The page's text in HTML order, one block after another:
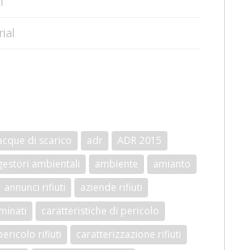
di scarico adr
ADR 2015
ambientali ambiente
amianto
annunci rifiuti
aziende rifiuti
caratteristiche di pericolo
rifiuti
caratterizzazione rifiuti